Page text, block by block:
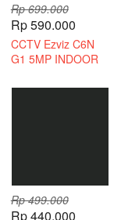
Rp 699.000
Rp 590.000
CCTV Ezviz C6N
G1 5MP INDOOR
AUDIO
Rp 499.000
Rp 440.000